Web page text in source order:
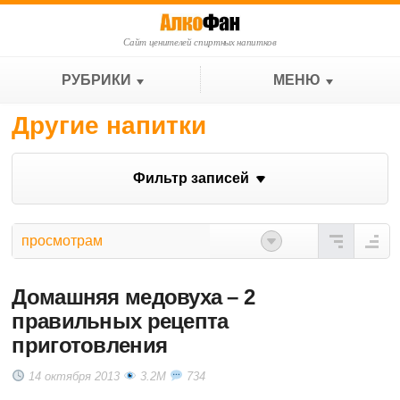
Сайт ценителей спиртных напитков
РУБРИКИ МЕНЮ
Другие напитки
Фильтр записей
просмотрам
Домашняя медовуха – 2
правильных рецепта
приготовления
14 октября 2013 3.2M 734